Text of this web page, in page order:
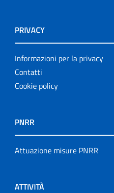
PRIVACY
Informazioni per la privacy
Contatti
Cookie policy
PNRR
Attuazione misure PNRR
ATTIVITÀ